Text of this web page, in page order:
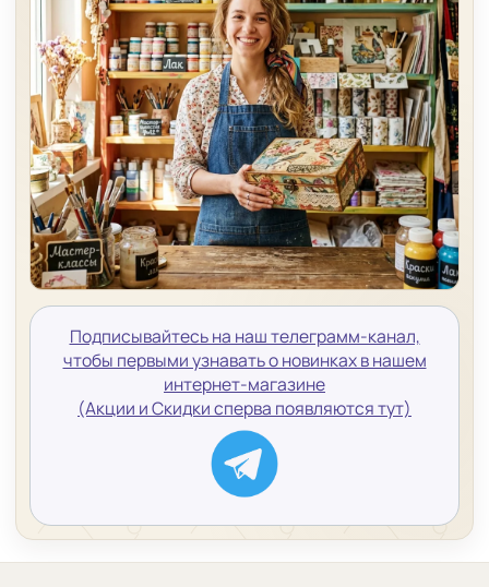
Подписывайтесь на наш телеграмм-канал,
чтобы первыми узнавать о новинках в нашем
интернет-магазине
(Акции и Скидки сперва появляются тут)